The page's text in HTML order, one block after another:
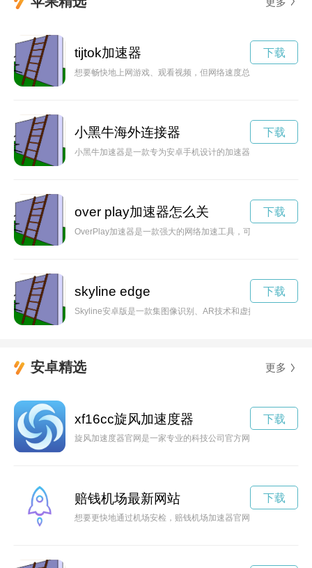
tijtok加速器
想要畅快地上网游戏、观看视频，但网络速度总是慢如蜗牛？
下载
小黑牛海外连接器
小黑牛加速器是一款专为安卓手机设计的加速器软件，可以帮
下载
over play加速器怎么关
OverPlay加速器是一款强大的网络加速工具，可以帮助用户在
下载
skyline edge
Skyline安卓版是一款集图像识别、AR技术和虚拟现实于一体
下载
安卓精选 更多
xf16cc旋风加速度器
旋风加速度器官网是一家专业的科技公司官方网站，展示了他
下载
赔钱机场最新网站
想要更快地通过机场安检，赔钱机场加速器官网可以帮助您快
下载